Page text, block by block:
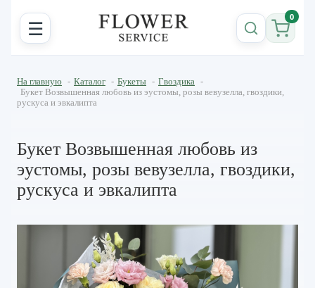
☰ 0
На главную - Каталог - Букеты - Гвоздика -
Букет Возвышенная любовь из эустомы, розы вeвузелла, гвоздики,
рускуса и эвкалипта
Букет Возвышенная любовь из
эустомы, розы вeвузелла, гвоздики,
рускуса и эвкалипта